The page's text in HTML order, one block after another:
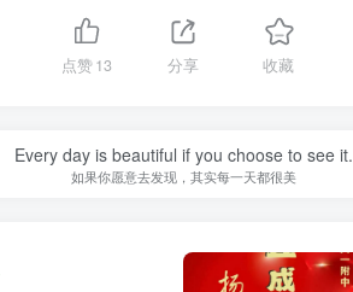
点赞13 分享 收藏
Every day is beautiful if you choose to see it.
如果你愿意去发现，其实每一天都很美